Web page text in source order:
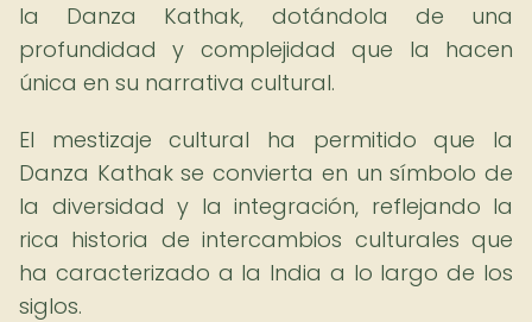
la Danza Kathak, dotándola de una
profundidad y complejidad que la hacen
única en su narrativa cultural.
El mestizaje cultural ha permitido que la
Danza Kathak se convierta en un símbolo de
la diversidad y la integración, reflejando la
rica historia de intercambios culturales que
ha caracterizado a la India a lo largo de los
siglos.